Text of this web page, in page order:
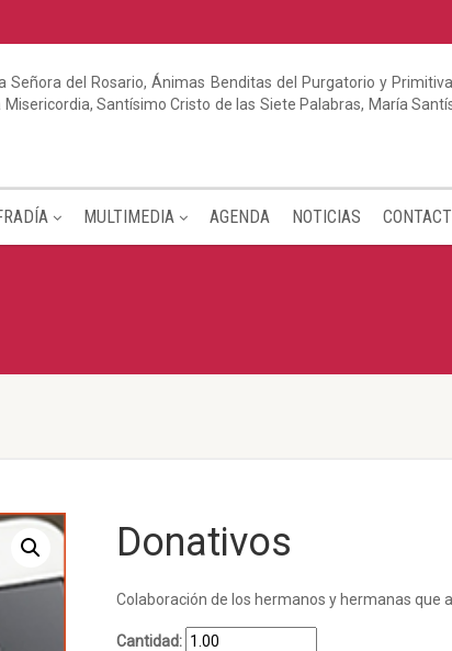
Señora del Rosario, Ánimas Benditas del Purgatorio y
Santísimo Cristo de las Siete Palabras, María
MULTIMEDIA AGENDA NOTICIAS
Donativos
Colaboración de los hermanos y hermanas que
Cantidad: